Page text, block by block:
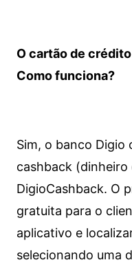
O cartão de
Como funciona?
Sim, o banco Digio
cashback
DigioCashback. O
gratuita para o
aplicativo e
selecionando uma